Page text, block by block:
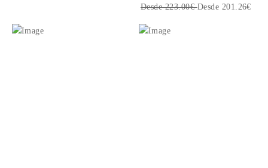
Desde 223.00€Desde 201.26€